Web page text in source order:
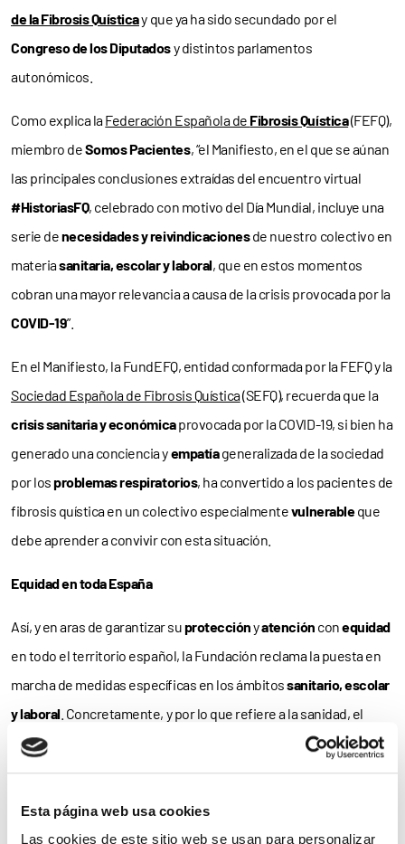
Esta página web usa cookies
Las cookies de este sitio web se usan para personalizar
de la Fibrosis Quísticay que ya ha sido secundado por el
Congreso de los Diputadosy distintos parlamentos
autonómicos.
Como explica laFederación Española de Fibrosis Quística(FEFQ),
miembro deSomos Pacientes, “el Manifiesto, en el que se aúnan
las principales conclusiones extraídas del encuentro virtual
#HistoriasFQ, celebrado con motivo del Día Mundial, incluye una
serie denecesidades y reivindicacionesde nuestro colectivo en
materiasanitaria, escolar y laboral, que en estos momentos
cobran una mayor relevancia a causa de la crisis provocada por la
COVID-19”.
En el Manifiesto, la FundEFQ, entidad conformada por la FEFQ y la
Sociedad Española de Fibrosis Quística(SEFQ), recuerda que la
crisis sanitaria y económicaprovocada por la COVID-19, si bien ha
generado una conciencia yempatíageneralizada de la sociedad
por losproblemas respiratorios, ha convertido a los pacientes de
fibrosis quística en un colectivo especialmentevulnerableque
debe aprender a convivir con esta situación.
Equidad en toda España
Así, y en aras de garantizar suprotecciónyatención conequidad
en todo el territorio español, la Fundación reclama la puesta en
marcha de medidas específicas en los ámbitossanitario, escolar
y laboral. Concretamente, y por lo que refiere a la sanidad, el
Manifiesto incluye la necesidad de promover el
accesoanuevos
antibióticosy/o nuevas formas de administración de los mismos;